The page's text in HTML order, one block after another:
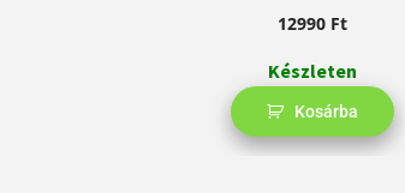
12990 Ft
Készleten
Kosárba